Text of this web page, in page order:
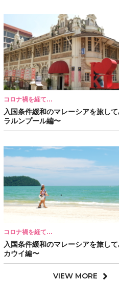
コロナ禍を経て…
入国条件緩和のマレーシアを旅し
ラルンプール編〜
コロナ禍を経て…
入国条件緩和のマレーシアを旅し
カウイ編〜
VIEW MORE